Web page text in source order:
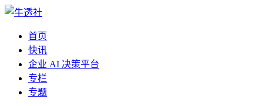
首页
快讯
企业 AI 决策平台
专栏
专题